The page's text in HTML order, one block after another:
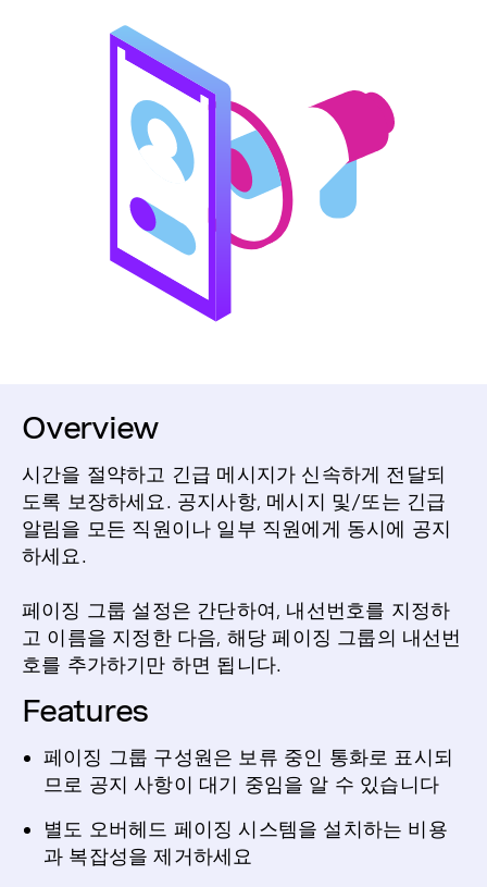
Overview
시간을 절약하고 긴급 메시지가 신속하게 전달되
도록 보장하세요. 공지사항, 메시지 및/또는 긴급
알림을 모든 직원이나 일부 직원에게 동시에 공지
하세요.
페이징 그룹 설정은 간단하여, 내선번호를 지정하
고 이름을 지정한 다음, 해당 페이징 그룹의 내선번
호를 추가하기만 하면 됩니다.
Features
페이징 그룹 구성원은 보류 중인 통화로 표시되
므로 공지 사항이 대기 중임을 알 수 있습니다
별도 오버헤드 페이징 시스템을 설치하는 비용
과 복잡성을 제거하세요